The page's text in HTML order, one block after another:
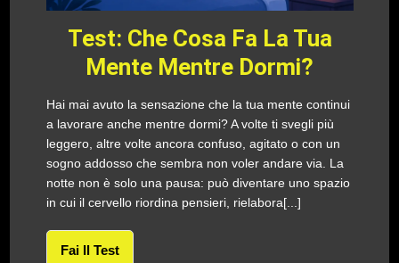
Test: Che Cosa Fa La Tua
Mente Mentre Dormi?
Hai mai avuto la sensazione che la tua mente continui
a lavorare anche mentre dormi? A volte ti svegli più
leggero, altre volte ancora confuso, agitato o con un
sogno addosso che sembra non voler andare via. La
notte non è solo una pausa: può diventare uno spazio
in cui il cervello riordina pensieri, rielabora[...]
Fai Il Test